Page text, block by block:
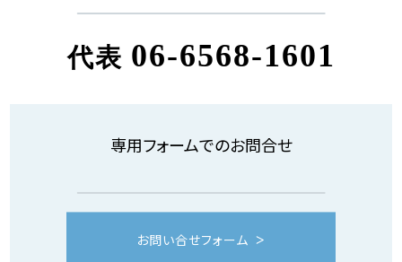
代表 06-6568-1601
専用フォームでのお問合せ
お問い合せフォーム